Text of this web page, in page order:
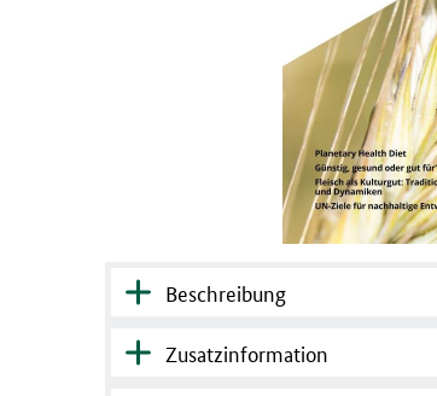
Beschreibung
Zusatzinformation